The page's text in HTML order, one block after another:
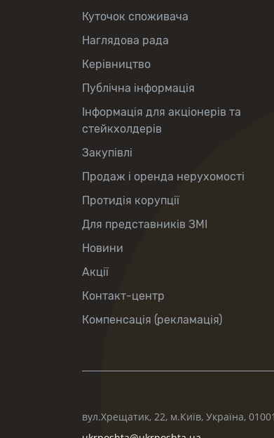
Куточок споживача
Наглядова рада
Керівництво
Публічна інформація
Інформація для акціонерів та
стейкхолдерів
Закупівлі
Продаж і оренда нерухомості
Протидія корупції
Для представників ЗМІ
Новини
Акції
Контакт-центр
Компенсація (рекламація)
вул.Хрещатик, 22, м.Київ, Україна, 01001